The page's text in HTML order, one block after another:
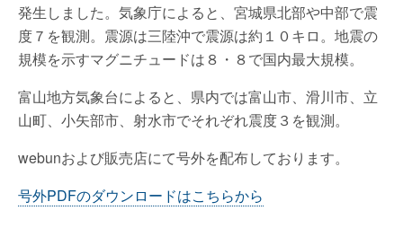
発生しました。気象庁によると、宮城県北部や中部で震
度７を観測。震源は三陸沖で震源は約１０キロ。地震の
規模を示すマグニチュードは８・８で国内最大規模。
富山地方気象台によると、県内では富山市、滑川市、立
山町、小矢部市、射水市でそれぞれ震度３を観測。
webunおよび販売店にて号外を配布しております。
号外PDFのダウンロードはこちらから